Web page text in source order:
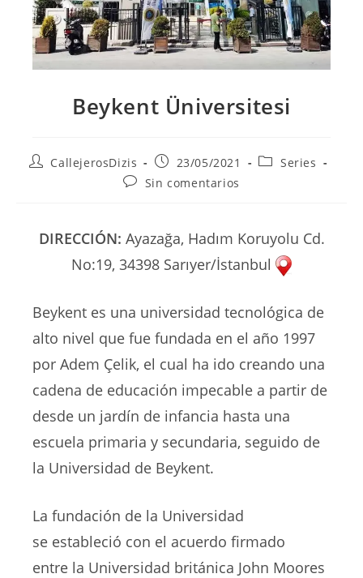
Beykent Üniversitesi
AutorCallejerosDizis
Publicación
la
23/05/2021
Categoría
Series
Comentarios
Sin comentarios
DIRECCIÓN: Ayazağa, Hadım Koruyolu Cd.
No:19, 34398 Sarıyer/İstanbul
Beykent es una universidad tecnológica de
alto nivel que fue fundada en el año 1997
por Adem Çelik, el cual ha ido creando una
cadena de educación impecable a partir de
desde un jardín de infancia hasta una
escuela primaria y secundaria, seguido de
la Universidad de Beykent.
La fundación de la Universidad
se estableció con el acuerdo firmado
entre la Universidad británica John Moores